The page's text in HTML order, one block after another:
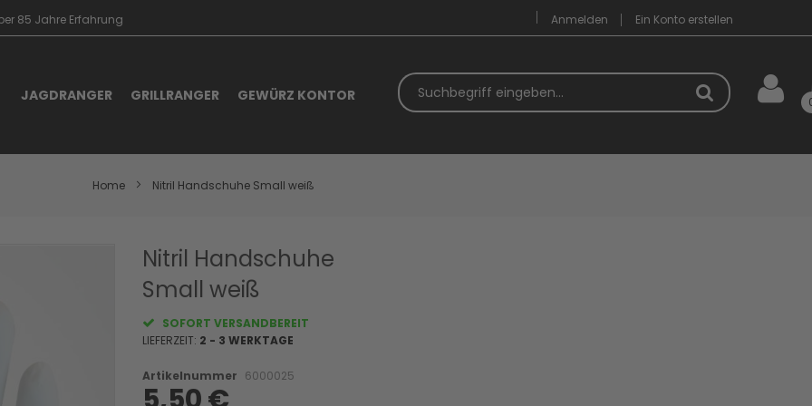
85 Jahre Erfahrung Anmelden
Ein Konto erstellen
JAGDRANGER GRILLRANGER GEWÜRZ KONTOR
Suchbegriff
Home Nitril Handschuhe Small weiß
Nitril Handschuhe
Small weiß
SOFORT VERSANDBEREIT
LIEFERZEIT: 2 - 3 WERKTAGE
Artikelnummer 6000025
gallery